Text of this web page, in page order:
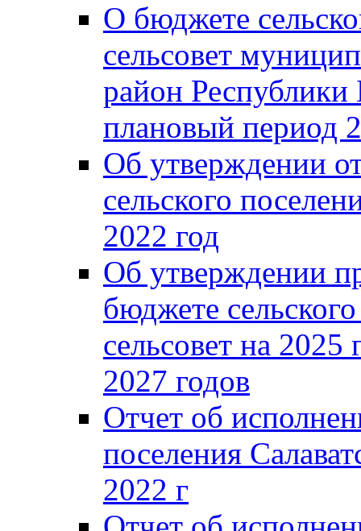
О бюджете
сельсовет
район Республики
плановый период
Об утверждении
сельского
2022 год
Об утверждении
бюджете
сельсовет на
2027 годов
Отчет об
поселения
2022 г